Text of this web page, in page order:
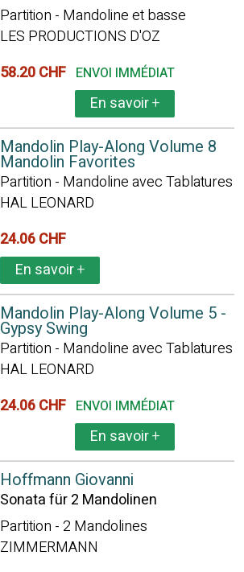
Partition - Mandoline et basse
LES PRODUCTIONS D'OZ
58.20 CHF ENVOI IMMÉDIAT
En savoir+
Mandolin Play-Along Volume 8
Mandolin Favorites
Partition - Mandoline avec Tablatures
HAL LEONARD
24.06 CHF
En savoir+
Mandolin Play-Along Volume 5 -
Gypsy Swing
Partition - Mandoline avec Tablatures
HAL LEONARD
24.06 CHF ENVOI IMMÉDIAT
En savoir+
Hoffmann Giovanni
Sonata für 2 Mandolinen
Partition - 2 Mandolines
ZIMMERMANN